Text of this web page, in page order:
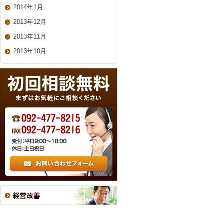
2014年1月
2013年12月
2013年11月
2013年10月